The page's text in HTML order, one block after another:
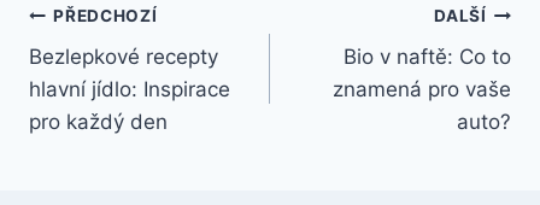
Navigace
pro
příspěvek
PŘEDCHOZÍ
Bezlepkové recepty
hlavní jídlo: Inspirace
pro každý den
DALŠÍ
Bio v naftě: Co to
znamená pro vaše
auto?